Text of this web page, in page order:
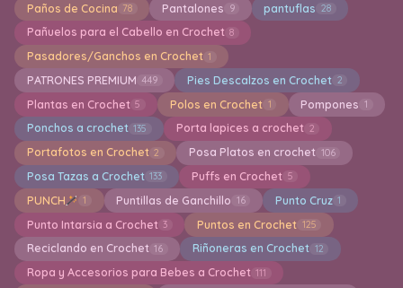
Paños de Cocina 78 Pantalones 9 pantuflas 28
Pañuelos para el Cabello en Crochet 8
Pasadores/Ganchos en Crochet 1
PATRONES PREMIUM 449 Pies Descalzos en Crochet 2
Plantas en Crochet 5 Polos en Crochet 1 Pompones 1
Ponchos a crochet 135 Porta lapices a crochet 2
Portafotos en Crochet 2 Posa Platos en crochet 106
Posa Tazas a Crochet 133 Puffs en Crochet 5
PUNCH 1 Puntillas de Ganchillo 16 Punto Cruz 1
Punto Intarsia a Crochet 3 Puntos en Crochet 125
Reciclando en Crochet 16 Riñoneras en Crochet 12
Ropa y Accesorios para Bebes a Crochet 111